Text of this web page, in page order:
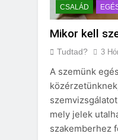
CSALÁD
Mikor kell
Tudtad? 3
A szemünk
mely jelek
szakemberhez